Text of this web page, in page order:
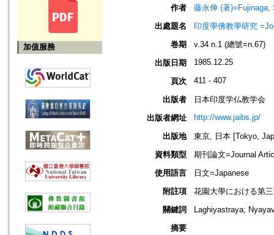
加值服務
作者
藤永伸 (著)=Fujinaga,
出處題名
印度學佛教學研究
卷期
v.34 n.1 (總號=n.67)
出版日期
1985.12.25
頁次 411 - 407
出版者
日本印度学仏教学会
出版者網址
http://www.jaibs.jp/
出版地
東京, 日本 [Tokyo,
資料類型
期刊論文=Journal
使用語言
日文=Japanese
附註項
花園大學における第
關鍵詞
Laghiyastraya;
摘要